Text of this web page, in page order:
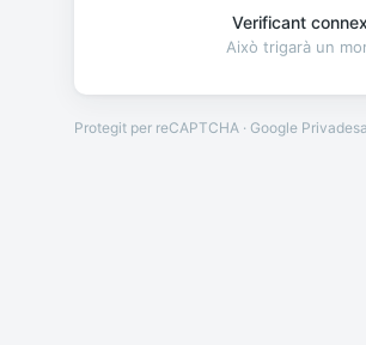
Verificant
Això trigarà un
Protegit per reCAPTCHA · Google Privadesa